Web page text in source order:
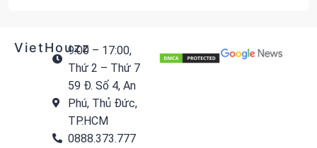
VietHouzz9:00 – 17:00,
Thứ 2 – Thứ 7
59 Đ. Số 4, An
Phú, Thủ Đức,
TP.HCM
0888.373.777